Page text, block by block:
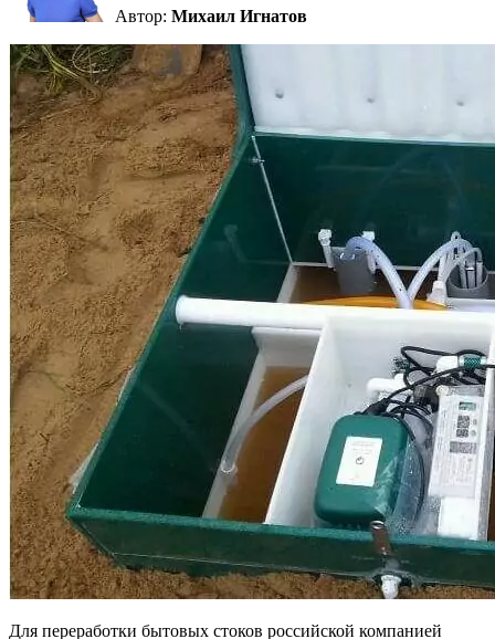
Автор: Михаил Игнатов
Для переработки бытовых стоков российской компанией